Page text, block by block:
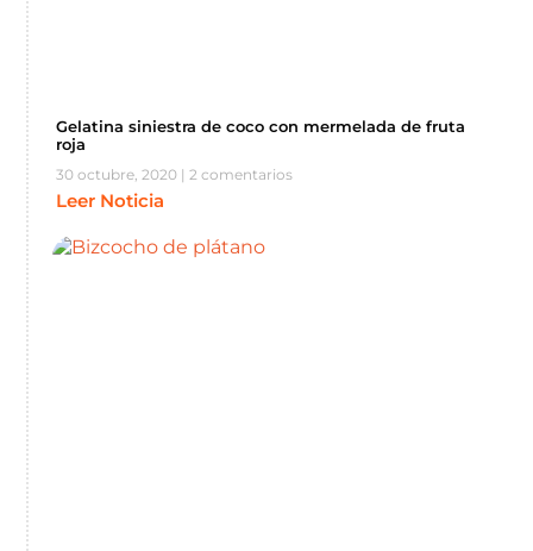
Gelatina siniestra de coco con mermelada de fruta
roja
30 octubre, 2020 2 comentarios
Leer Noticia